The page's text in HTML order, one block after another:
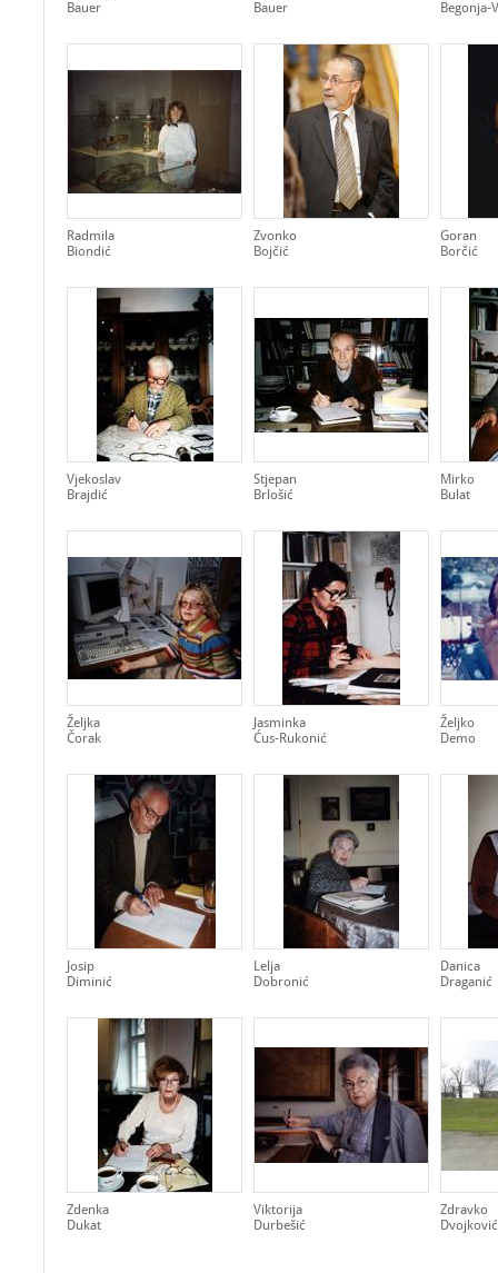
Bauer
Bauer
Begonja-
Radmila
Biondić
Zvonko
Bojčić
Goran
Borčić
Vjekoslav
Brajdić
Stjepan
Brlošić
Mirko
Bulat
Željka
Čorak
Jasminka
Ćus-Rukonić
Željko
Demo
Josip
Diminić
Lelja
Dobronić
Danica
Draganić
Zdenka
Dukat
Viktorija
Durbešić
Zdravko
Dvojković